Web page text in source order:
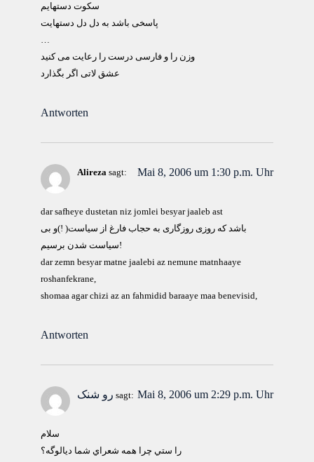
سکوت دستهایم
پاسخی باشد به دل دل دستهایت
وزن را و فارسی درست را رعایت می کنید
عشق لاتی اگر بگذارد
Antworten
Alireza sagt: Mai 8, 2006 um 1:30 p.m. Uhr
dar safheye dustetan niz jomlei besyar jaaleb ast
باشد که روزی روزگاری به حجاب فارغ از سياست( !)و بی
سياست شدن برسيم!
dar zemn besyar matne jaalebi az nemune matnhaaye
roshanfekrane,
shomaa agar chizi az an fahmidid baraaye maa benevisid,
Antworten
رو شنک sagt: Mai 8, 2006 um 2:29 p.m. Uhr
سلام
را ستي چرا همه شعراي شما ديالوگه؟